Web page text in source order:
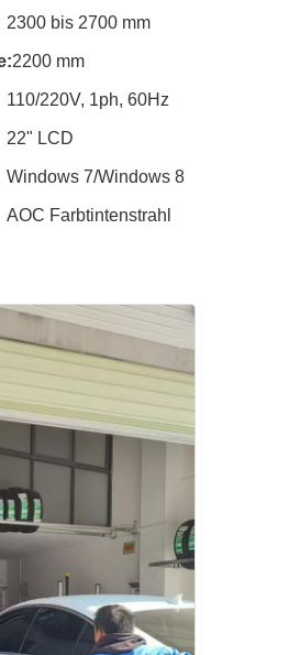
2300 bis 2700 mm
2200 mm
110/220V, 1ph, 60Hz
22" LCD
Windows 7/Windows 8
AOC Farbtintenstrahl